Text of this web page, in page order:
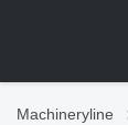
Machineryline